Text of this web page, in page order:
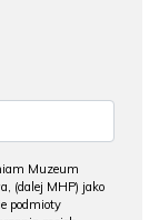
Muzeum
(dalej MHP) jako
podmioty